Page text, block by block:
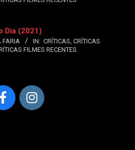
Dia (2021)
FARIA IN: CRÍTICAS, CRÍTICAS
FILMES RECENTES